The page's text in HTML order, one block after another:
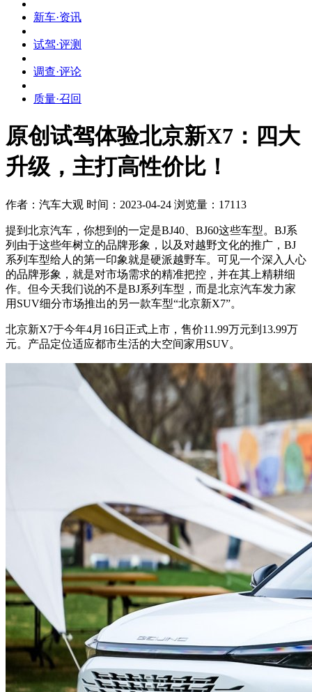
新车·资讯
试驾·评测
调查·评论
质量·召回
原创试驾体验北京新X7：四大
升级，主打高性价比！
作者：汽车大观 时间：2023-04-24 浏览量：17113
提到北京汽车，你想到的一定是BJ40、BJ60这些车型。BJ系
列由于这些年树立的品牌形象，以及对越野文化的推广，BJ
系列车型给人的第一印象就是硬派越野车。可见一个深入人心
的品牌形象，就是对市场需求的精准把控，并在其上精耕细
作。但今天我们说的不是BJ系列车型，而是北京汽车发力家
用SUV细分市场推出的另一款车型“北京新X7”。
北京新X7于今年4月16日正式上市，售价11.99万元到13.99万
元。产品定位适应都市生活的大空间家用SUV。